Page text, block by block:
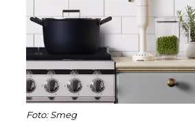
Foto: Smeg